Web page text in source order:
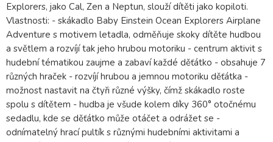
Explorers, jako Cal, Zen a Neptun, slouží dítěti jako kopiloti.
Vlastnosti: - skákadlo Baby Einstein Ocean Explorers Airplane
Adventure s motivem letadla, odměňuje skoky dítěte hudbou
a světlem a rozvíjí tak jeho hrubou motoriku - centrum aktivit s
hudební tématikou zaujme a zabaví každé děťátko - obsahuje 7
různých hraček - rozvíjí hrubou a jemnou motoriku děťátka -
možnost nastavit na čtyři různé výšky, čímž skákadlo roste
spolu s dítětem - hudba je všude kolem díky 360° otočnému
sedadlu, kde se děťátko může otáčet a odrážet se -
odnímatelný hrací pultík s různými hudebními aktivitami a